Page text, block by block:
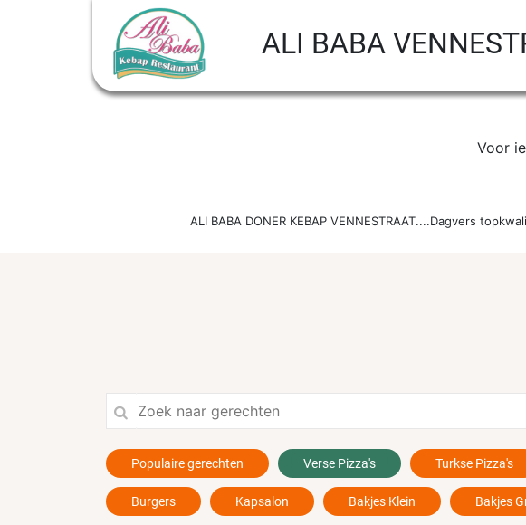
ALI BABA
Voor
ALI BABA DONER KEBAP VENNESTRAAT....Dagvers
Populaire gerechten Verse Pizza's Turkse Pizza's
Burgers Kapsalon Bakjes Klein Bakjes